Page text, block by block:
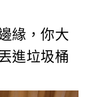
緣，你大
進垃圾桶